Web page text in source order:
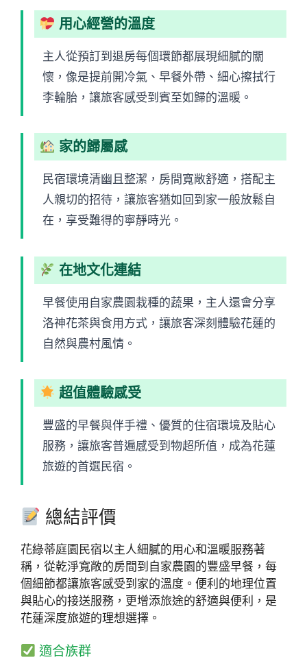
用心經營的溫度
主人從預訂到退房每個環節都展現細膩的關
懷，像是提前開冷氣、早餐外帶、細心擦拭行
李輪胎，讓旅客感受到賓至如歸的溫暖。
家的歸屬感
民宿環境清幽且整潔，房間寬敞舒適，搭配主
人親切的招待，讓旅客猶如回到家一般放鬆自
在，享受難得的寧靜時光。
在地文化連結
早餐使用自家農園栽種的蔬果，主人還會分享
洛神花茶與食用方式，讓旅客深刻體驗花蓮的
自然與農村風情。
超值體驗感受
豐盛的早餐與伴手禮、優質的住宿環境及貼心
服務，讓旅客普遍感受到物超所值，成為花蓮
旅遊的首選民宿。
總結評價
花綠蒂庭園民宿以主人細膩的用心和溫暖服務著
稱，從乾淨寬敞的房間到自家農園的豐盛早餐，每
個細節都讓旅客感受到家的溫度。便利的地理位置
與貼心的接送服務，更增添旅途的舒適與便利，是
花蓮深度旅遊的理想選擇。
適合族群